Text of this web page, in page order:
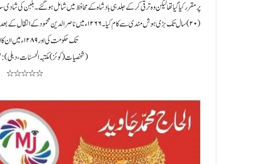
پر مقرر کیا گیا تھا لیکن وہ ترقی کرکے جلد ہی بادشاہ کے محافظ میں شامل ہوگئے۔ بلبن کی
تک حکومت کی اور ۱۲۸۹ء میں ان کا انتقال ہوگیا۔
( شخصیات (کوئز) مکتبہ الحسنات، دہلی): ص:
٭٭٭٭٭